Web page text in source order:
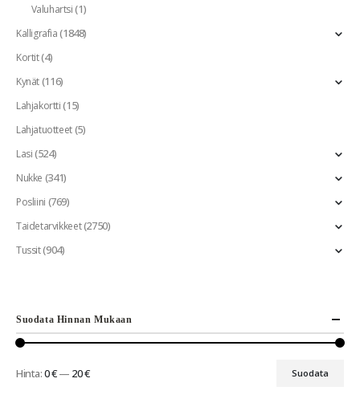
Valuhartsi(1)
Kalligrafia(1848)
Kortit(4)
Kynät(116)
Lahjakortti(15)
Lahjatuotteet(5)
Lasi(524)
Nukke (341)
Posliini (769)
Taidetarvikkeet(2750)
Tussit(904)
Suodata Hinnan Mukaan
Suodata
Hinta:0 €— 20 €